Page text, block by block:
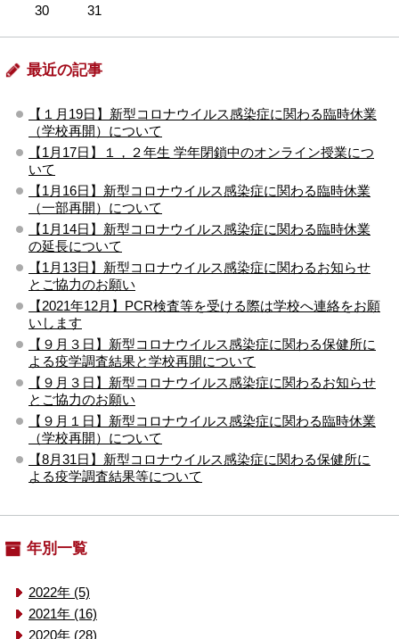
30
31
最近の記事
【１月19日】新型コロナウイルス感染症に関わる臨時休業
（学校再開）について
【1月17日】１，２年生 学年閉鎖中のオンライン授業につ
いて
【1月16日】新型コロナウイルス感染症に関わる臨時休業
（一部再開）について
【1月14日】新型コロナウイルス感染症に関わる臨時休業
の延長について
【1月13日】新型コロナウイルス感染症に関わるお知らせ
とご協力のお願い
【2021年12月】PCR検査等を受ける際は学校へ連絡をお願
いします
【９月３日】新型コロナウイルス感染症に関わる保健所に
よる疫学調査結果と学校再開について
【９月３日】新型コロナウイルス感染症に関わるお知らせ
とご協力のお願い
【９月１日】新型コロナウイルス感染症に関わる臨時休業
（学校再開）について
【8月31日】新型コロナウイルス感染症に関わる保健所に
よる疫学調査結果等について
年別一覧
2022年 (5)
2021年 (16)
2020年 (28)